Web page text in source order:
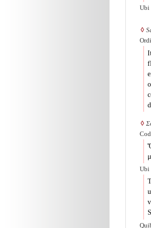
Ubi
◊
◊
Ubi